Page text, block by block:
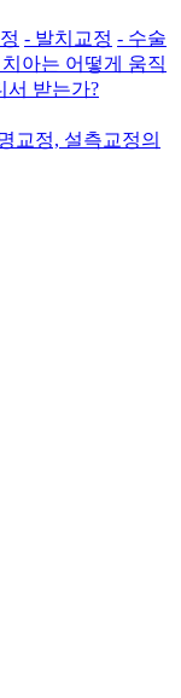
- 발치교정 - 수술
아는 어떻게 움직
서 받는가?
교정, 설측교정의